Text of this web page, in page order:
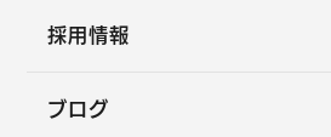
採用情報
ブログ